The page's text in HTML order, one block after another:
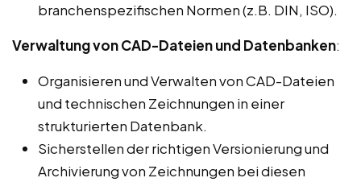
branchenspezifischen Normen (z.B. DIN, ISO).
Verwaltung von CAD-Dateien und Datenbanken:
Organisieren und Verwalten von CAD-Dateien
und technischen Zeichnungen in einer
strukturierten Datenbank.
Sicherstellen der richtigen Versionierung und
Archivierung von Zeichnungen bei diesen